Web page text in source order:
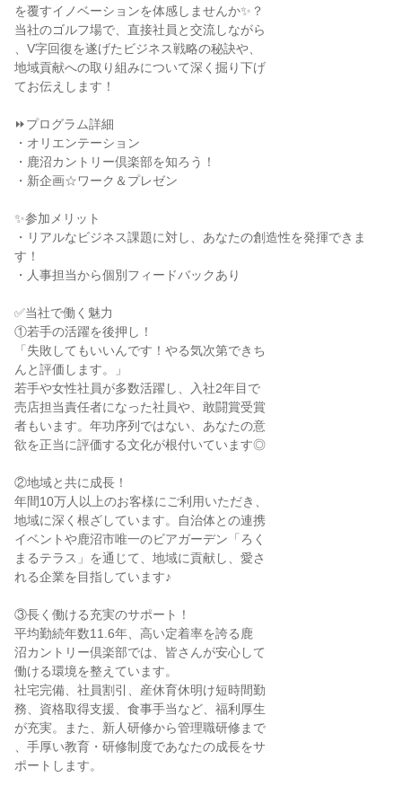
を覆すイノベーションを体感しませんか✨？
当社のゴルフ場で、直接社員と交流しながら
、V字回復を遂げたビジネス戦略の秘訣や、
地域貢献への取り組みについて深く掘り下げ
てお伝えします！
⏩プログラム詳細
・オリエンテーション
・鹿沼カントリー倶楽部を知ろう！
・新企画☆ワーク＆プレゼン
✨参加メリット
・リアルなビジネス課題に対し、あなたの創造性を発揮できま
す！
・人事担当から個別フィードバックあり
✅当社で働く魅力
①若手の活躍を後押し！
「失敗してもいいんです！やる気次第できち
んと評価します。」
若手や女性社員が多数活躍し、入社2年目で
売店担当責任者になった社員や、敢闘賞受賞
者もいます。年功序列ではない、あなたの意
欲を正当に評価する文化が根付いています◎
②地域と共に成長！
年間10万人以上のお客様にご利用いただき、
地域に深く根ざしています。自治体との連携
イベントや鹿沼市唯一のビアガーデン「ろく
まるテラス」を通じて、地域に貢献し、愛さ
れる企業を目指しています♪
③長く働ける充実のサポート！
平均勤続年数11.6年、高い定着率を誇る鹿
沼カントリー倶楽部では、皆さんが安心して
働ける環境を整えています。
社宅完備、社員割引、産休育休明け短時間勤
務、資格取得支援、食事手当など、福利厚生
が充実。また、新人研修から管理職研修まで
、手厚い教育・研修制度であなたの成長をサ
ポートします。